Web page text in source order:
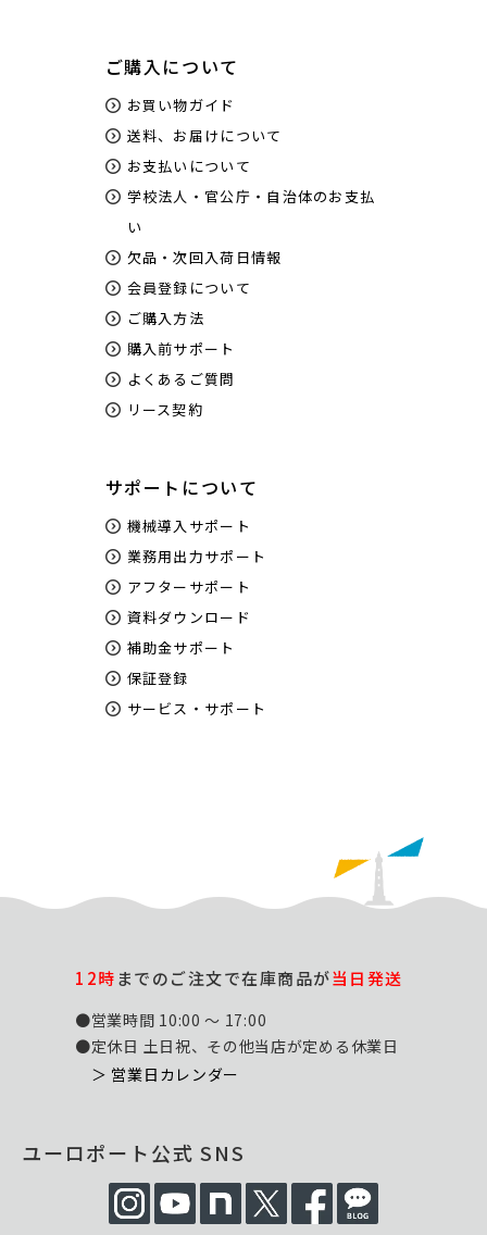
ご購入について
お買い物ガイド
送料、お届けについて
お支払いについて
学校法人・官公庁・自治体のお支払
い
欠品・次回入荷日情報
会員登録について
ご購入方法
購入前サポート
よくあるご質問
リース契約
サポートについて
機械導入サポート
業務用出力サポート
アフターサポート
資料ダウンロード
補助金サポート
保証登録
サービス・サポート
12時までのご注文で在庫商品が当日発送
●営業時間 10:00 ～ 17:00
●定休日 土日祝、その他当店が定める休業日
＞ 営業日カレンダー
ユーロポート公式 SNS